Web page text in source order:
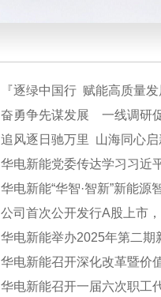
『逐绿中国行 赋能高质量
奋勇争先谋发展 一线调研
追风逐日驰万里 山海同心
华电新能党委传达学习习近
华电新能“华智·智新”新能
公司首次公开发行A股上市
华电新能举办2025年第二期
华电新能召开深化改革暨价
华电新能召开一届六次职工